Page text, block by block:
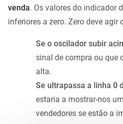
venda. Os valores do indicador
inferiores a zero. Zero deve agir
Se o oscilador subir
sinal de compra ou que
alta.
Se ultrapassa a linha 0
estaria a mostrar-nos
vendedores se estão a